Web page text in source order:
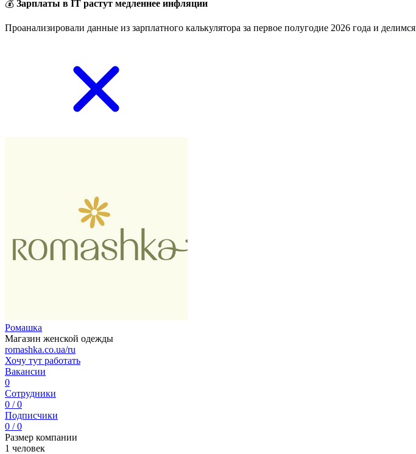
💰 Зарплаты в IT растут медленнее инфляции
Проанализировали данные из зарплатного калькулятора за первое полугодие 2026 года и делимся
Ромашка
Магазин женской одежды
romashka.co.ua/ru
Хочу тут работать
Вакансии
0
Сотрудники
0 / 0
Подписчики
0 / 0
Размер компании
1 человек